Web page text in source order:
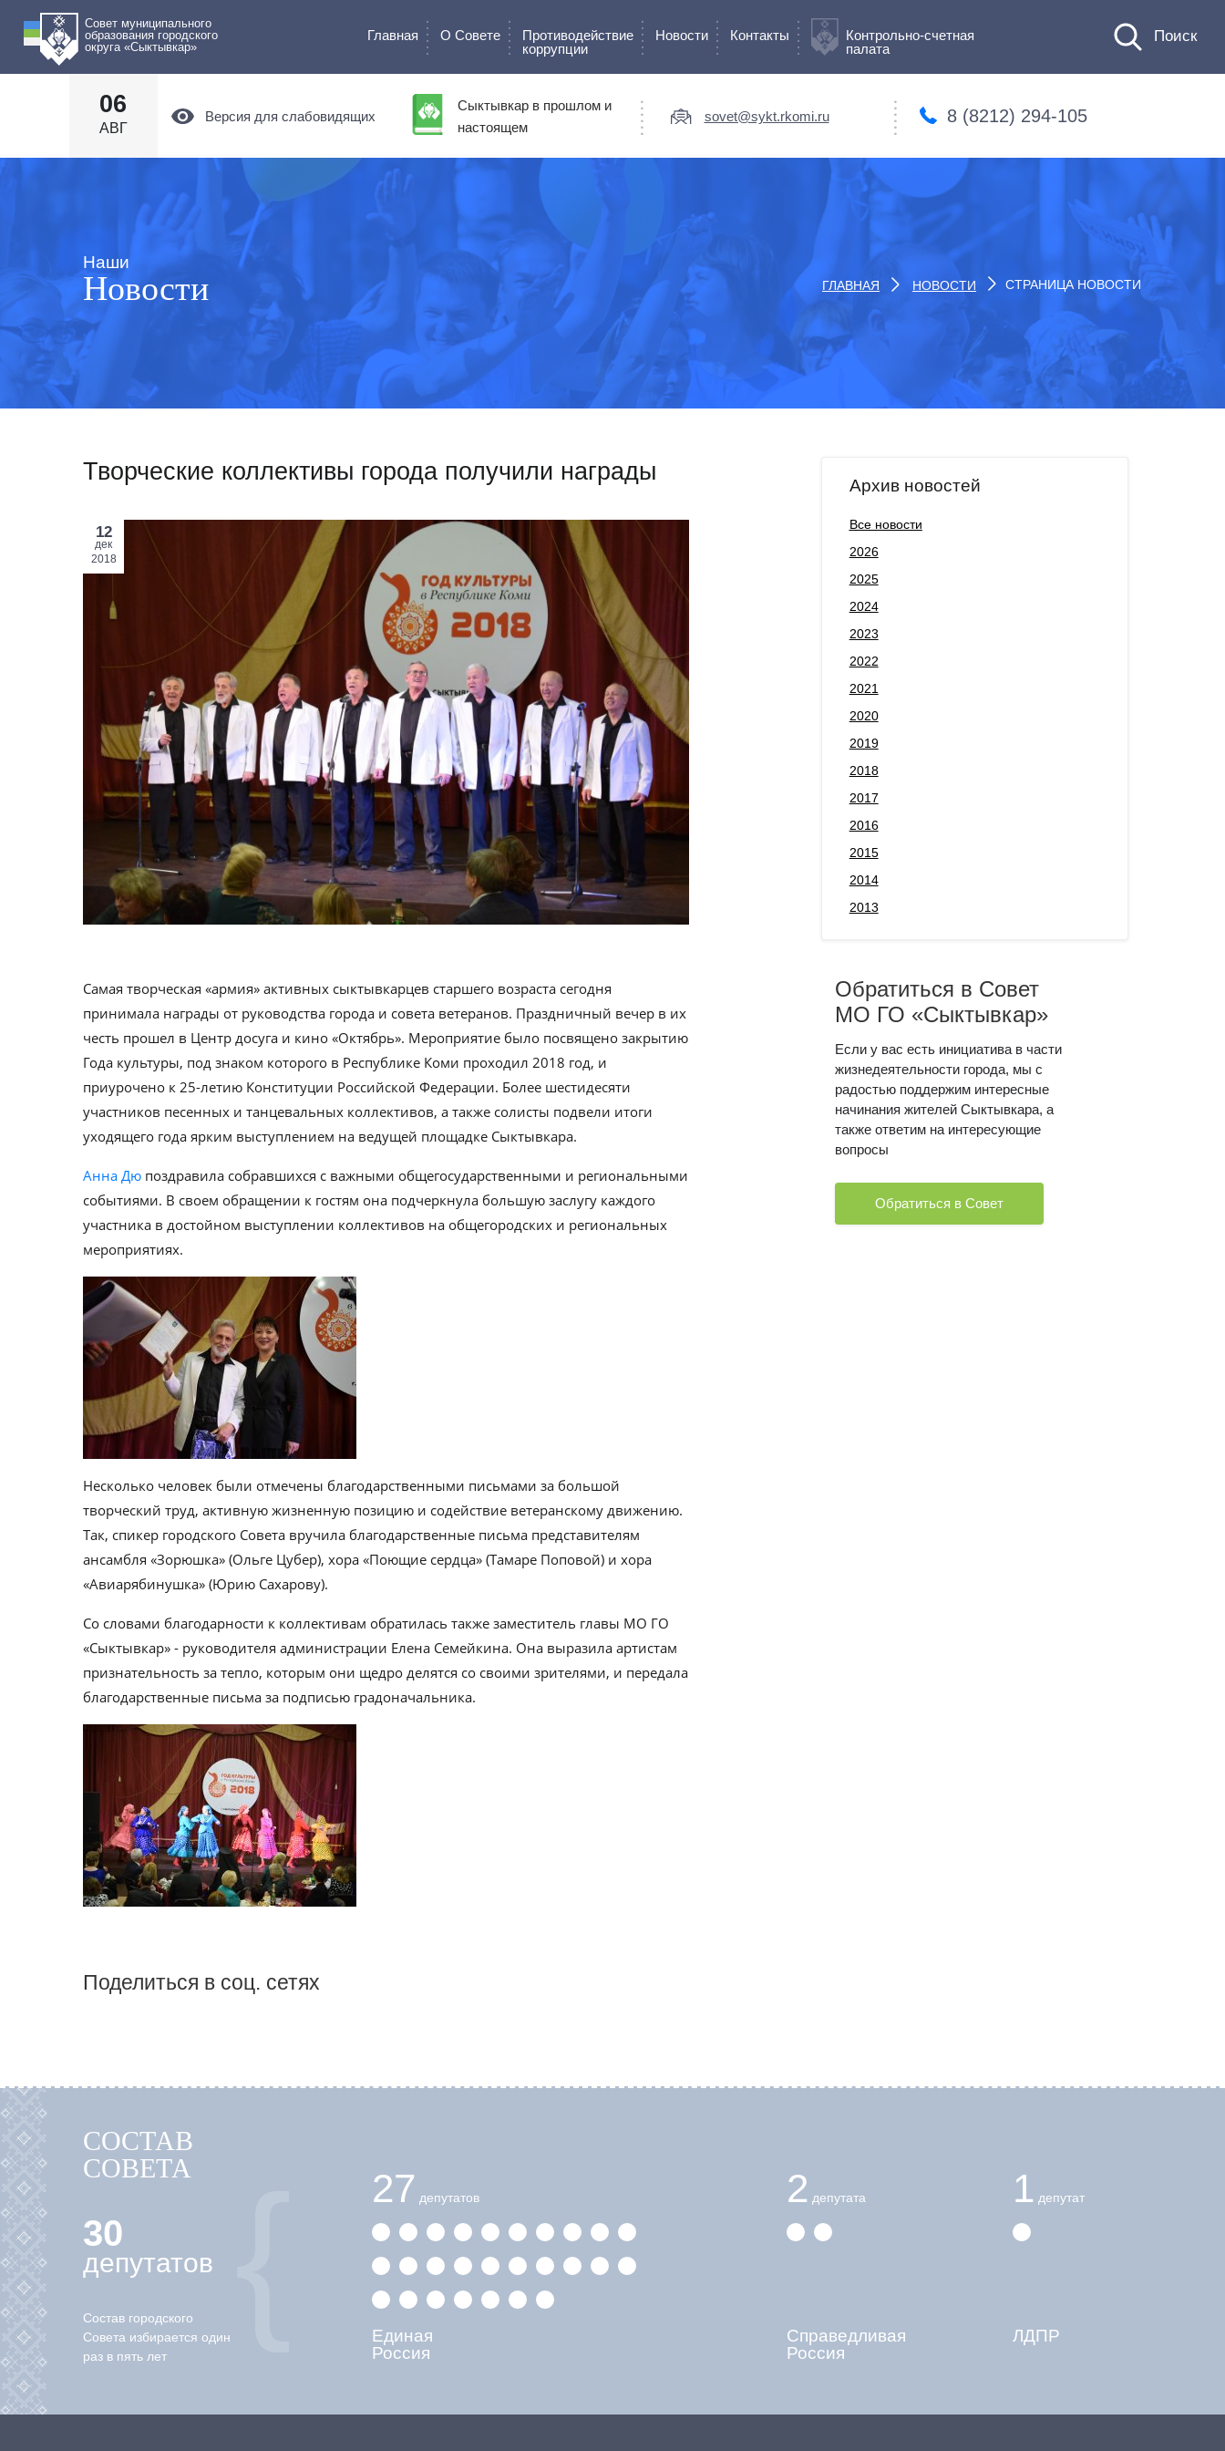
Совет муниципального
образования городского
округа «Сыктывкар»
Главная О Cовете
Противодействие
коррупции
Новости Контакты
Контрольно-счетная
палата
06
АВГ
Версия для слабовидящих
Сыктывкар в прошлом и
настоящем
sovet@sykt.rkomi.ru 8 (8212) 294-105
Наши
Новости ГЛАВНАЯ НОВОСТИ СТРАНИЦА НОВОСТИ
Творческие коллективы города получили награды
12
дек
2018
Самая творческая «армия» активных сыктывкарцев старшего возраста сегодня
принимала награды от руководства города и совета ветеранов. Праздничный вечер в их
честь прошел в Центр досуга и кино «Октябрь». Мероприятие было посвящено закрытию
Года культуры, под знаком которого в Республике Коми проходил 2018 год, и
приурочено к 25-летию Конституции Российской Федерации. Более шестидесяти
участников песенных и танцевальных коллективов, а также солисты подвели итоги
уходящего года ярким выступлением на ведущей площадке Сыктывкара.
Анна Дю поздравила собравшихся с важными общегосударственными и региональными
событиями. В своем обращении к гостям она подчеркнула большую заслугу каждого
участника в достойном выступлении коллективов на общегородских и региональных
мероприятиях.
Несколько человек были отмечены благодарственными письмами за большой
творческий труд, активную жизненную позицию и содействие ветеранскому движению.
Так, спикер городского Совета вручила благодарственные письма представителям
ансамбля «Зорюшка» (Ольге Цубер), хора «Поющие сердца» (Тамаре Поповой) и хора
«Авиарябинушка» (Юрию Сахарову).
Со словами благодарности к коллективам обратилась также заместитель главы МО ГО
«Сыктывкар» - руководителя администрации Елена Семейкина. Она выразила артистам
признательность за тепло, которым они щедро делятся со своими зрителями, и передала
благодарственные письма за подписью градоначальника.
Поделиться в соц. сетях
Архив новостей
Все новости
2026
2025
2024
2023
2022
2021
2020
2019
2018
2017
2016
2015
2014
2013
Обратиться в Совет
МО ГО «Сыктывкар»
Если у вас есть инициатива в части
жизнедеятельности города, мы с
радостью поддержим интересные
начинания жителей Сыктывкара, а
также ответим на интересующие
вопросы
Обратиться в Совет
СОСТАВ
СОВЕТА
30
депутатов
Состав городского
Совета избирается один
раз в пять лет
27 депутатов
Единая
Россия
2 депутата
Справедливая
Россия
1 депутат
ЛДПР